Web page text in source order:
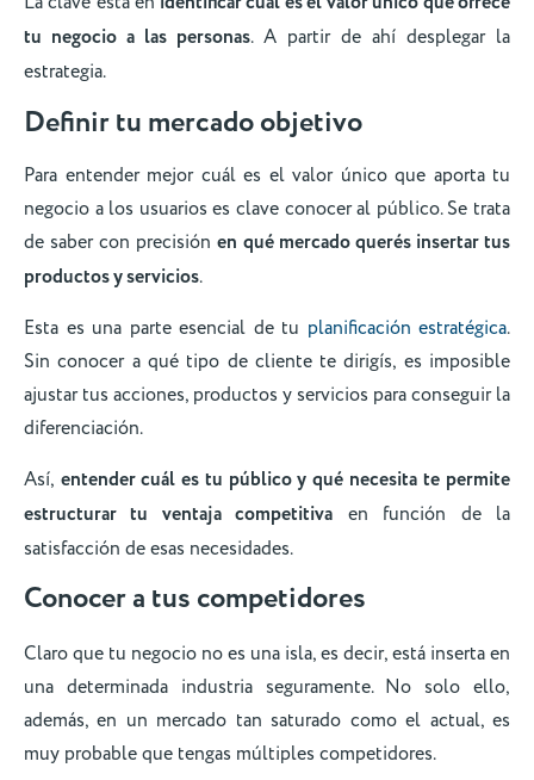
tu negocio a las personas. A partir de ahí desplegar la
estrategia.
Definir tu mercado objetivo
Para entender mejor cuál es el valor único que aporta tu
negocio a los usuarios es clave conocer al público. Se trata
de saber con precisiónen qué mercado querés insertar tus
productos y servicios.
Esta es una parte esencial de tu planificación estratégica.
Sin conocer a qué tipo de cliente te dirigís, es imposible
ajustar tus acciones, productos y servicios para conseguir la
diferenciación.
Así, entender cuál es tu público y qué necesita te permite
estructurar tu ventaja competitiva en función de la
satisfacción de esas necesidades.
Conocer a tus competidores
Claro que tu negocio no es una isla, es decir, está inserta en
una determinada industria seguramente. No solo ello,
además, en un mercado tan saturado como el actual, es
muy probable que tengas múltiples competidores.